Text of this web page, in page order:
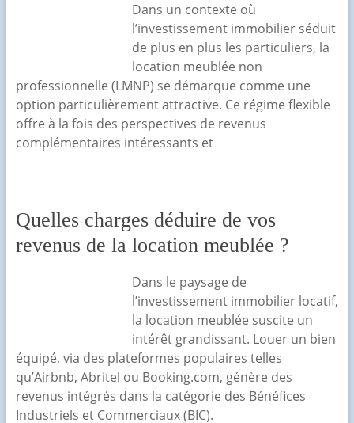
Dans un contexte où
l’investissement immobilier séduit
de plus en plus les particuliers, la
location meublée non
professionnelle (LMNP) se démarque comme une
option particulièrement attractive. Ce régime flexible
offre à la fois des perspectives de revenus
complémentaires intéressants et
Quelles charges déduire de vos
revenus de la location meublée ?
Dans le paysage de
l’investissement immobilier locatif,
la location meublée suscite un
intérêt grandissant. Louer un bien
équipé, via des plateformes populaires telles
qu’Airbnb, Abritel ou Booking.com, génère des
revenus intégrés dans la catégorie des Bénéfices
Industriels et Commerciaux (BIC).